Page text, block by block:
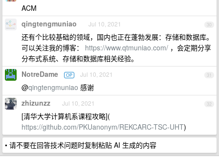
ACM
30
qingtengmuniao Jul 10, 2021
还有个比较基础的领域，国内也正在蓬勃发展：存储和数据库。
可以关注我的博客： https://www.qtmuniao.com/ ，会定期分享
分布式系统、存储和数据库相关经验。
31
NotreDame OP Jul 10, 2021
@qingtengmuniao 感谢
32
zhizunzz Jul 10, 2021
[清华大学计算机系课程攻略](
https://github.com/PKUanonym/REKCARC-TSC-UHT)
• 请不要在回答技术问题时复制粘贴 AI 生成的内容